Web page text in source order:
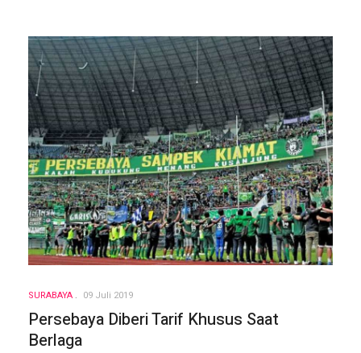
SURABAYA 09 Juli 2019
Persebaya Diberi Tarif Khusus Saat
Berlaga